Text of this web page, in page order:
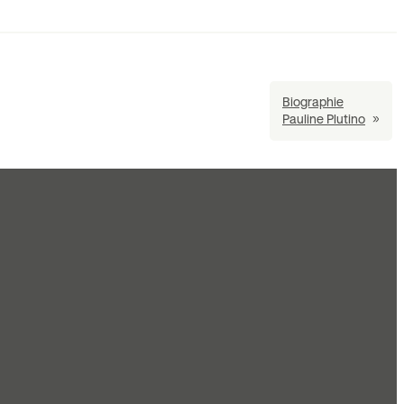
Biographie
Pauline Plutino »